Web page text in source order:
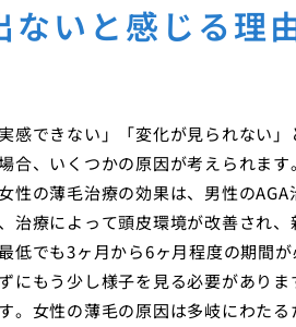
いと感じる理
感できない」「変化が見られない
合、いくつかの原因が考えられま
性の薄毛治療の効果は、男性の
療によって頭皮環境が改善され、
低でも3ヶ月から6ヶ月程度の期間
にもう少し様子を見る必要があり
女性の薄毛の原因は多岐にわた